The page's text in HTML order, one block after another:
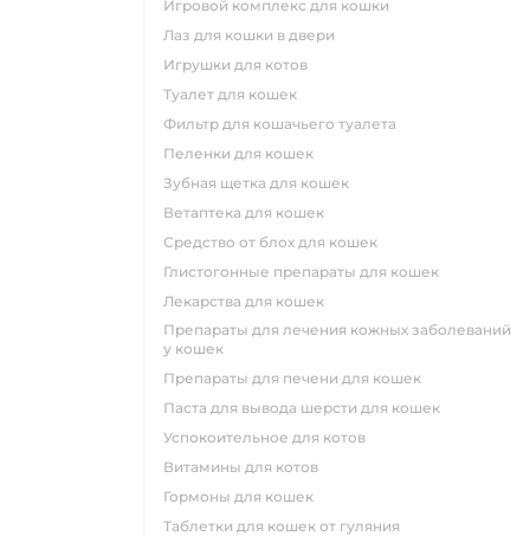
игровой комплекс для кошки
лаз для кошки в двери
игрушки для котов
туалет для кошек
фильтр для кошачьего туалета
пеленки для кошек
зубная щетка для кошек
ветаптека для кошек
средство от блох для кошек
глистогонные препараты для кошек
лекарства для кошек
препараты для лечения кожных заболеваний
у кошек
препараты для печени для кошек
паста для вывода шерсти для кошек
успокоительное для котов
витамины для котов
гормоны для кошек
таблетки для кошек от гуляния